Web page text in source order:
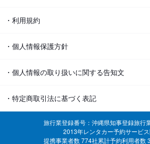
・利用規約
・個人情報保護方針
・個人情報の取り扱いに関する告知文
・特定商取引法に基づく表記
旅行業登録番号：沖縄県知事登録旅行
2013年レンタカー予約サービ
提携事業者数 774社累計予約利用者数